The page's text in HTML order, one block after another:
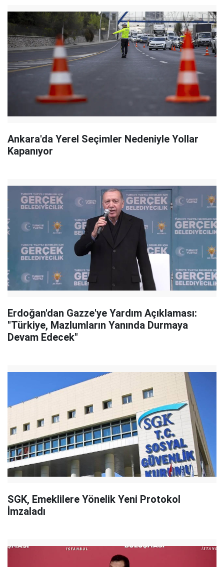
Ankara'da Yerel Seçimler Nedeniyle Yollar
Kapanıyor
Erdoğan'dan Gazze'ye Yardım Açıklaması:
"Türkiye, Mazlumların Yanında Durmaya
Devam Edecek"
SGK, Emeklilere Yönelik Yeni Protokol
İmzaladı